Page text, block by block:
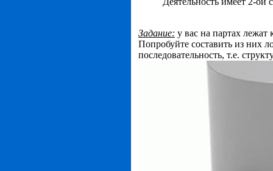
Задание: у вас на партах лежат
Попробуйте составить из них
последовательность, т.е.